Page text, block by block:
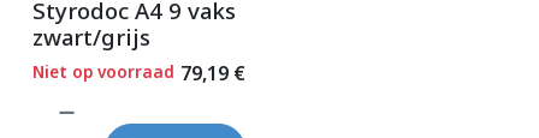
Styrodoc A4 9 vaks
zwart/grijs
79,19€
Niet op voorraad